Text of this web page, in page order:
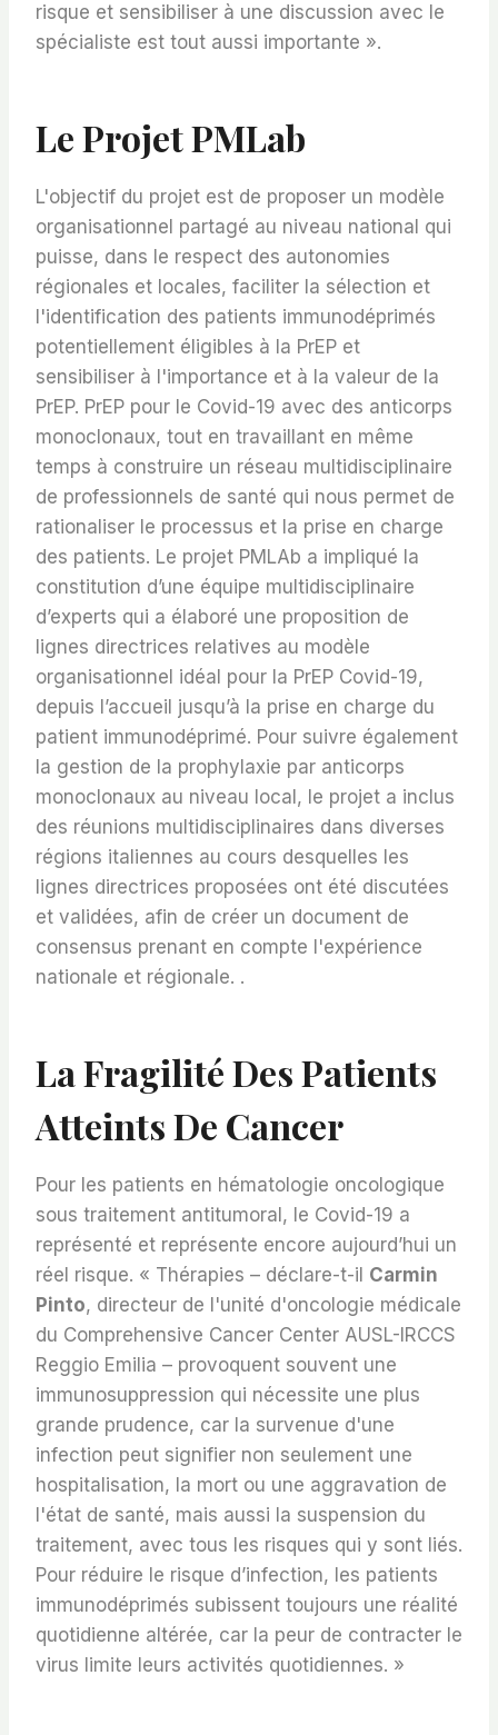
risque et sensibiliser à une discussion avec le
spécialiste est tout aussi importante ».
Le Projet PMLab
L'objectif du projet est de proposer un modèle
organisationnel partagé au niveau national qui
puisse, dans le respect des autonomies
régionales et locales, faciliter la sélection et
l'identification des patients immunodéprimés
potentiellement éligibles à la PrEP et
sensibiliser à l'importance et à la valeur de la
PrEP. PrEP pour le Covid-19 avec des anticorps
monoclonaux, tout en travaillant en même
temps à construire un réseau multidisciplinaire
de professionnels de santé qui nous permet de
rationaliser le processus et la prise en charge
des patients. Le projet PMLAb a impliqué la
constitution d’une équipe multidisciplinaire
d’experts qui a élaboré une proposition de
lignes directrices relatives au modèle
organisationnel idéal pour la PrEP Covid-19,
depuis l’accueil jusqu’à la prise en charge du
patient immunodéprimé. Pour suivre également
la gestion de la prophylaxie par anticorps
monoclonaux au niveau local, le projet a inclus
des réunions multidisciplinaires dans diverses
régions italiennes au cours desquelles les
lignes directrices proposées ont été discutées
et validées, afin de créer un document de
consensus prenant en compte l'expérience
nationale et régionale. .
La Fragilité Des Patients
Atteints De Cancer
Pour les patients en hématologie oncologique
sous traitement antitumoral, le Covid-19 a
représenté et représente encore aujourd’hui un
réel risque. « Thérapies – déclare-t-il Carmin
Pinto, directeur de l'unité d'oncologie médicale
du Comprehensive Cancer Center AUSL-IRCCS
Reggio Emilia – provoquent souvent une
immunosuppression qui nécessite une plus
grande prudence, car la survenue d'une
infection peut signifier non seulement une
hospitalisation, la mort ou une aggravation de
l'état de santé, mais aussi la suspension du
traitement, avec tous les risques qui y sont liés.
Pour réduire le risque d’infection, les patients
immunodéprimés subissent toujours une réalité
quotidienne altérée, car la peur de contracter le
virus limite leurs activités quotidiennes. »